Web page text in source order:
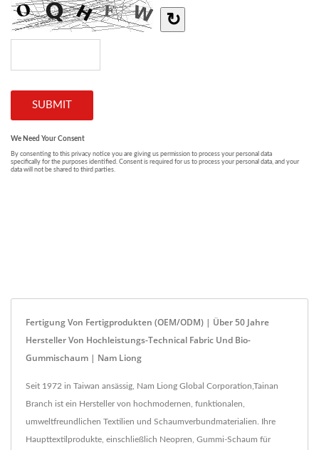
Fertigung Von Fertigprodukten (OEM/ODM) | Über 50 Jahre
Hersteller Von Hochleistungs-Technical Fabric Und Bio-
Gummischaum | Nam Liong
Seit 1972 in Taiwan ansässig, Nam Liong Global Corporation,Tainan
Branch ist ein Hersteller von hochmodernen, funktionalen,
umweltfreundlichen Textilien und Schaumverbundmaterialien. Ihre
Haupttextilprodukte, einschließlich Neopren, Gummi-Schaum für